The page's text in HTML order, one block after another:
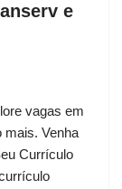
e
vagas em
mais. Venha
Currículo